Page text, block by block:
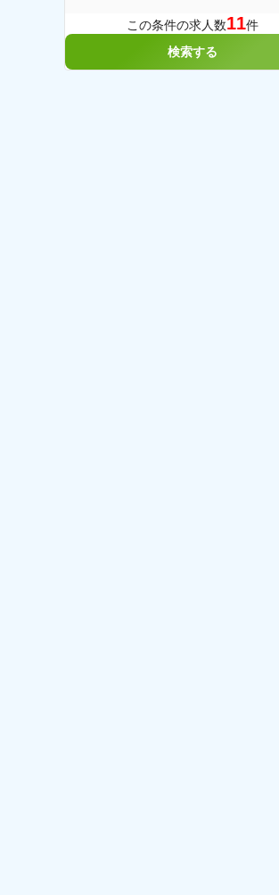
この条件の求人数11件
検索する